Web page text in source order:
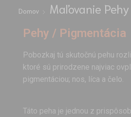
Domov Maľovanie Pehy
Pehy / Pigmentácia
Pobozkaj tú skutočnú pehu
ktoré sú prirodzene najviac
pigmentáciou; nos, líca a čelo.
Táto peha je jednou z